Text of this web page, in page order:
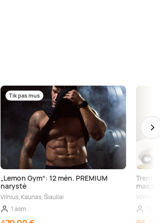
Tik pas mus
„Lemon Gym“: 12 mėn. PREMIUM
narystė
Vilnius, Kaunas, Šiauliai
1 asm.
Vilnius